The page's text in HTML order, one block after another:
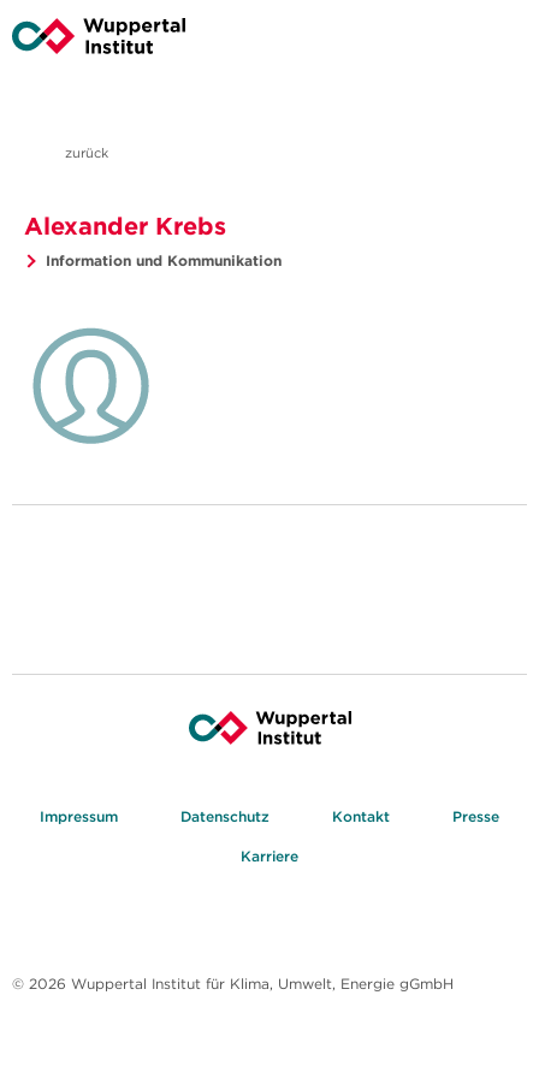
zurück
Alexander Krebs
Information und Kommunikation
Impressum Datenschutz Kontakt Presse
Karriere
© 2026 Wuppertal Institut für Klima, Umwelt, Energie gGmbH